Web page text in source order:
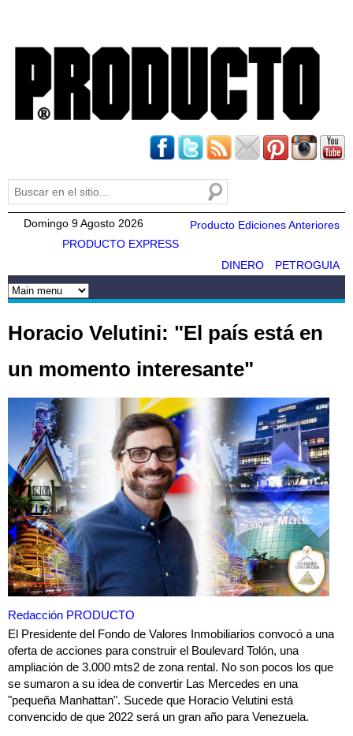
Formulario de búsqueda
Buscar
Domingo 9 Agosto 2026
Producto Ediciones Anteriores
PRODUCTO EXPRESS
PETROGUIA
DINERO
Horacio Velutini: "El país está en
un momento interesante"
Redacción PRODUCTO
El Presidente del Fondo de Valores Inmobiliarios convocó a una
oferta de acciones para construir el Boulevard Tolón, una
ampliación de 3.000 mts2 de zona rental. No son pocos los que
se sumaron a su idea de convertir Las Mercedes en una
"pequeña Manhattan". Sucede que Horacio Velutini está
convencido de que 2022 será un gran año para Venezuela.